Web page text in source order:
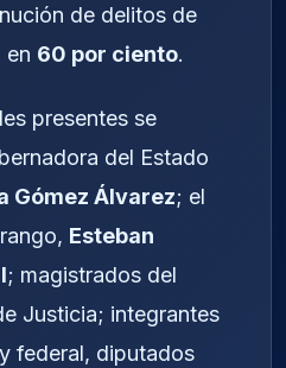
de delitos de
en 60 por ciento.
presentes se
del Estado
Gómez Álvarez; el
Esteban
; magistrados del
Justicia; integrantes
federal, diputados